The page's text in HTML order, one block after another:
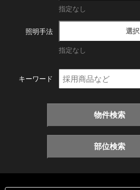
指定なし
照明手法 選択
指定なし
キーワード
物件検索
部位検索